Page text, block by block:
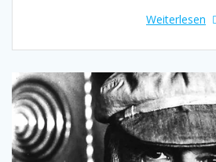
Weiterlesen